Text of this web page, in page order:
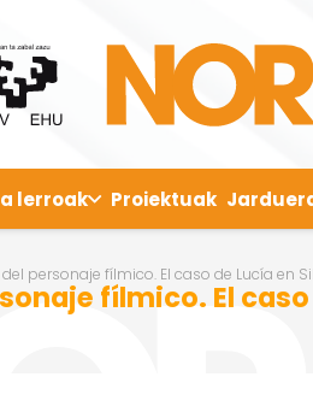
lerroak Proiektuak
personaje fílmico. El caso de Lucía en
fílmico. El